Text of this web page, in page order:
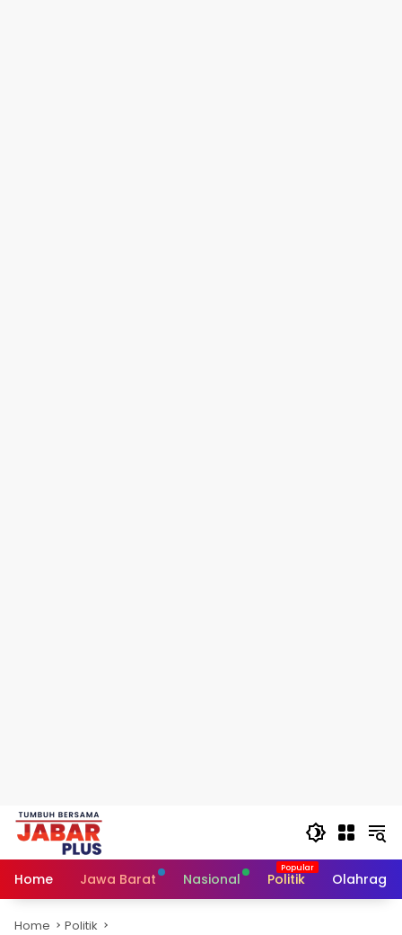
Skip
Home
Jawa Barat Nasional Politik Olahraga
Home Politik